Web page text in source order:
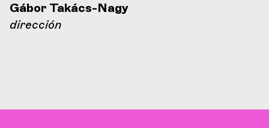
Gábor Takács-Nagy
dirección